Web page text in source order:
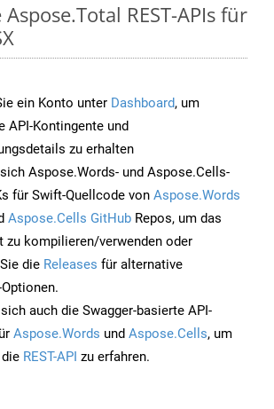
REST-APIs für
ein Konto unter Dashboard, um
API-Kontingente und
zu erhalten
Aspose.Words- und Aspose.Cells-
für Swift-Quellcode von Aspose.Words
Aspose.Cells GitHub Repos, um das
zu kompilieren/verwenden oder
die Releases für alternative
auch die Swagger-basierte API-
Aspose.Words und Aspose.Cells, um
REST-API zu erfahren.